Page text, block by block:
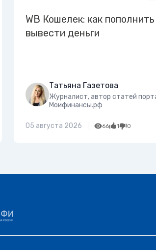
WB Кошелек: как пополнить
вывести деньги
Татьяна Газетова
Журналист, автор статей
Моифинансы.рф
05 августа 2026 66 1 0